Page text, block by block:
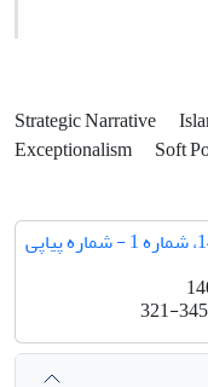
Strategic Narrative
Exceptionalism
Soft
دوره 14، شماره 1 - شماره پیاپی
321-345